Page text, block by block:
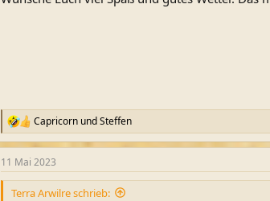
R
e
a
k
t
CapricornundSteffen
11 Mai 2023
Terra Arwilre schrieb: